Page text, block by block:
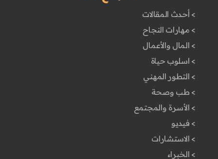
> أحدث المقالات
> مهارات النجاح
> المال والأعمال
> اسلوب حياة
> التطور المهني
> طب وصحة
> الأسرة والمجتمع
> فيديو
> الاستشارات
> الخبراء